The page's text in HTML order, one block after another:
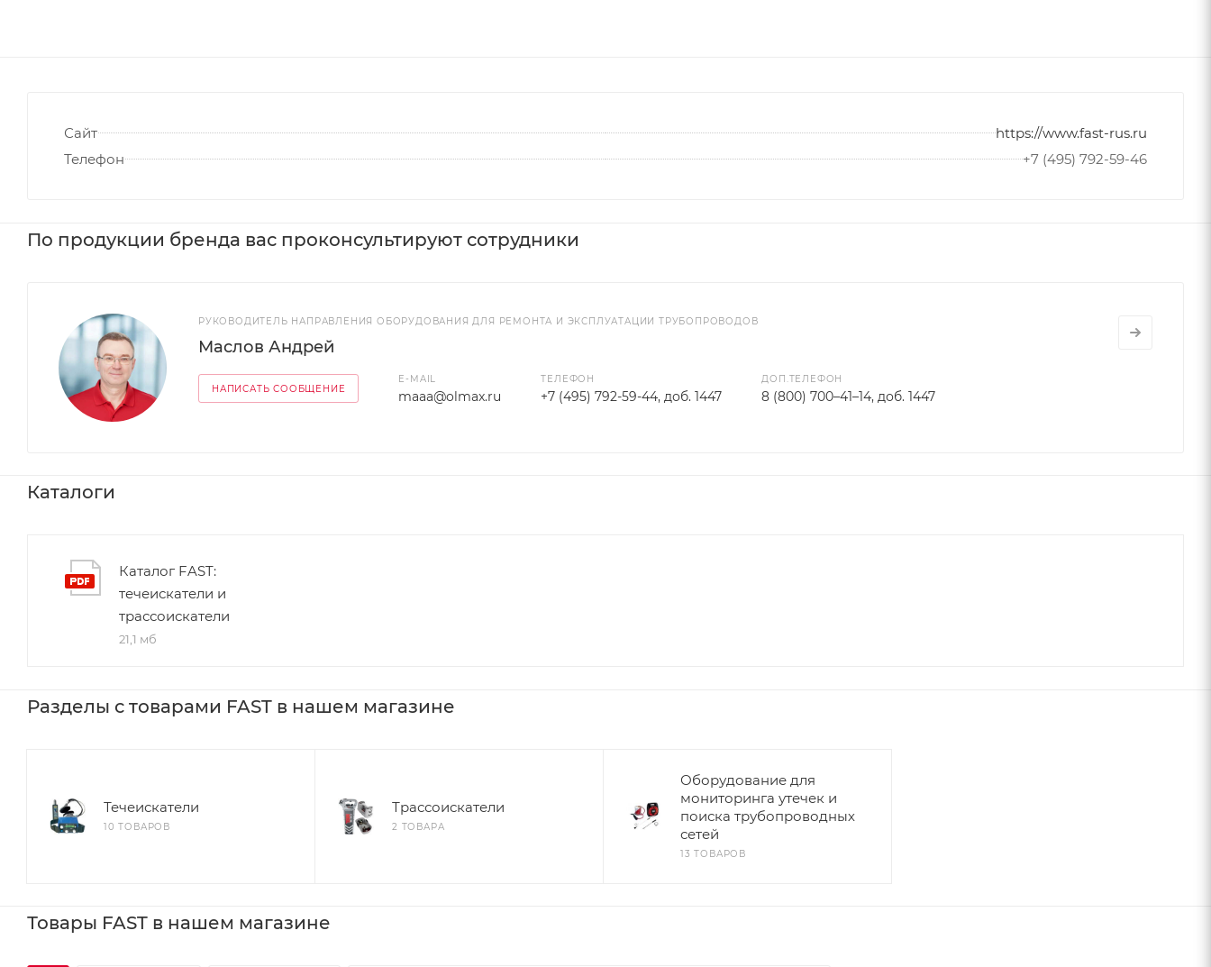
Сайт
https://www.fast-rus.ru
Телефон
+7 (495) 792-59-46
По продукции бренда вас проконсультируют сотрудники
РУКОВОДИТЕЛЬ НАПРАВЛЕНИЯ ОБОРУДОВАНИЯ ДЛЯ РЕМОНТА И ЭКСПЛУАТАЦИИ ТРУБОПРОВОДОВ
Маслов Андрей
НАПИСАТЬ СООБЩЕНИЕ
E-MAIL
maaa@olmax.ru
ТЕЛЕФОН
+7 (495) 792-59-44, доб. 1447
ДОП.ТЕЛЕФОН
8 (800) 700–41–14, доб. 1447
Каталоги
Каталог FAST:
течеискатели и
трассоискатели
21,1 мб
Разделы с товарами FAST в нашем магазине
Течеискатели
10 ТОВАРОВ
Трассоискатели
2 ТОВАРА
Оборудование для
мониторинга утечек и
поиска трубопроводных
сетей
13 ТОВАРОВ
Товары FAST в нашем магазине